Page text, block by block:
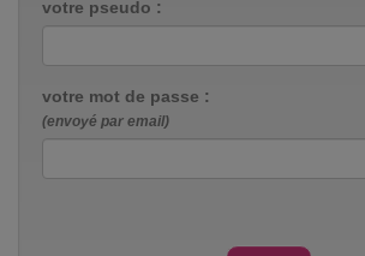
votre pseudo :
votre mot de passe :
(envoyé par email)